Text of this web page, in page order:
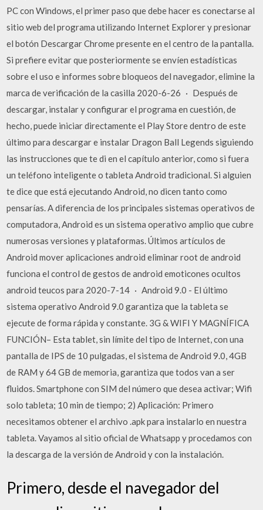
PC con Windows, el primer paso que debe hacer es conectarse al
sitio web del programa utilizando Internet Explorer y presionar
el botón Descargar Chrome presente en el centro de la pantalla.
Si prefiere evitar que posteriormente se envíen estadísticas
sobre el uso e informes sobre bloqueos del navegador, elimine la
marca de verificación de la casilla 2020-6-26 · Después de
descargar, instalar y configurar el programa en cuestión, de
hecho, puede iniciar directamente el Play Store dentro de este
último para descargar e instalar Dragon Ball Legends siguiendo
las instrucciones que te di en el capítulo anterior, como si fuera
un teléfono inteligente o tableta Android tradicional. Si alguien
te dice que está ejecutando Android, no dicen tanto como
pensarías. A diferencia de los principales sistemas operativos de
computadora, Android es un sistema operativo amplio que cubre
numerosas versiones y plataformas. Últimos artículos de
Android mover aplicaciones android eliminar root de android
funciona el control de gestos de android emoticones ocultos
android teucos para 2020-7-14 · Android 9.0 - El último
sistema operativo Android 9.0 garantiza que la tableta se
ejecute de forma rápida y constante. 3G & WIFI Y MAGNÍFICA
FUNCIÓN– Esta tablet, sin límite del tipo de Internet, con una
pantalla de IPS de 10 pulgadas, el sistema de Android 9.0, 4GB
de RAM y 64 GB de memoria, garantiza que todos van a ser
fluidos. Smartphone con SIM del número que desea activar; Wifi
solo tableta; 10 min de tiempo; 2) Aplicación: Primero
necesitamos obtener el archivo .apk para instalarlo en nuestra
tableta. Vayamos al sitio oficial de Whatsapp y procedamos con
la descarga de la versión de Android y con la instalación.
Primero, desde el navegador del